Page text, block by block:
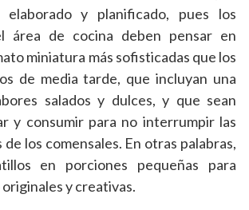
y planificado, pues los
área de cocina deben pensar en
miniatura más sofisticadas que los
de media tarde, que incluyan una
salados y dulces, y que sean
y consumir para no interrumpir las
los comensales. En otras palabras,
en porciones pequeñas para
y creativas.